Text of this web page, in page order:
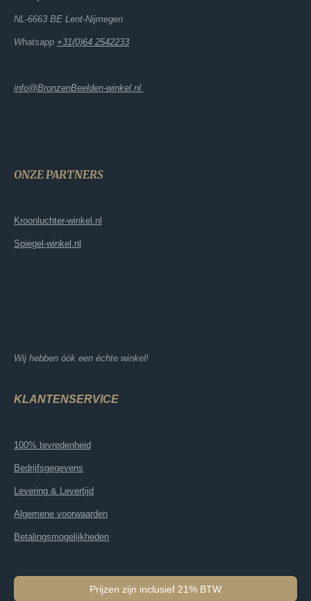
NL-6663 BE Lent-Nijmegen
Whatsapp +31(0)64 2542233
info@BronzenBeelden-winkel.nl
ONZE PARTNERS
Kroonluchter-winkel.nl
Spiegel-winkel.nl
Wij hebben óók een échte winkel!
KLANTENSERVICE
100% tevredenheid
Bedrijfsgegevens
Levering & Levertijd
Algemene voorwaarden
Betalingsmogelijkheden
Prijzen zijn inclusief 21% BTW